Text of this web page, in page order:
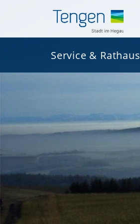
Service & Rathaus